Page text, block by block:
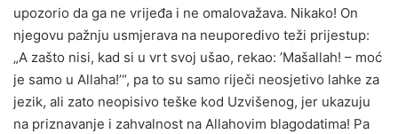
upozorio da ga ne vrijeđa i ne omalovažava. Nikako! On
njegovu pažnju usmjerava na neuporedivo teži prijestup:
„A zašto nisi, kad si u vrt svoj ušao, rekao: ’Mašallah! – moć
je samo u Allaha!’“, pa to su samo riječi neosjetivo lahke za
jezik, ali zato neopisivo teške kod Uzvišenog, jer ukazuju
na priznavanje i zahvalnost na Allahovim blagodatima! Pa